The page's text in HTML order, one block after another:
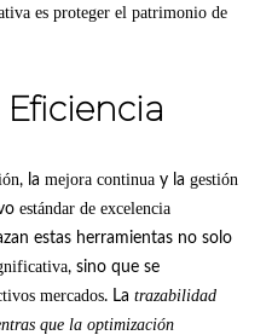
es proteger el patrimonio de
, la mejora continuay la gestión
estándar de excelencia
estas herramientas no solo
, sino que se
mercados. La trazabilidad
que la optimización